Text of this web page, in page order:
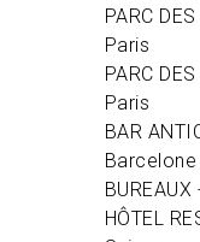
PARC
Paris
PARC
Paris
BAR
Barcelone
HÔTEL